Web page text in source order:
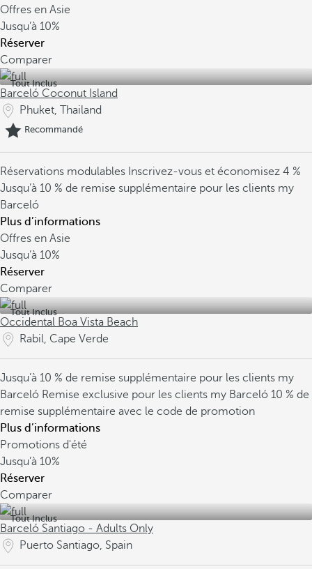
Offres en Asie
Jusqu’à 10%
Réserver
Comparer
Tout Inclus
Barceló Coconut Island
Phuket, Thailand
Recommandé
Réservations modulables Inscrivez-vous et économisez 4 %
Jusqu’à 10 % de remise supplémentaire pour les clients my
Barceló
Plus d’informations
Offres en Asie
Jusqu’à 10%
Réserver
Comparer
Tout Inclus
Occidental Boa Vista Beach
Rabil, Cape Verde
Jusqu’à 10 % de remise supplémentaire pour les clients my
Barceló Remise exclusive pour les clients my Barceló 10 % de
remise supplémentaire avec le code de promotion
Plus d’informations
Promotions d'été
Jusqu’à 10%
Réserver
Comparer
Tout Inclus
Barceló Santiago - Adults Only
Puerto Santiago, Spain